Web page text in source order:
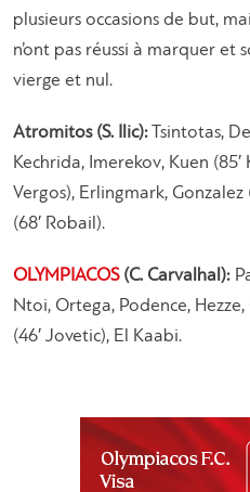
plusieurs occasions de but,
n’ont pas réussi à marquer et
vierge et nul.
Atromitos (S. Ilic): Tsintotas,
Kechrida, Imerekov, Kuen (85′
Vergos), Erlingmark,
(68′ Robail).
OLYMPIACOS(C. Carvalhal):
Ntoi, Ortega, Podence,
(46′ Jovetic), El Kaabi.